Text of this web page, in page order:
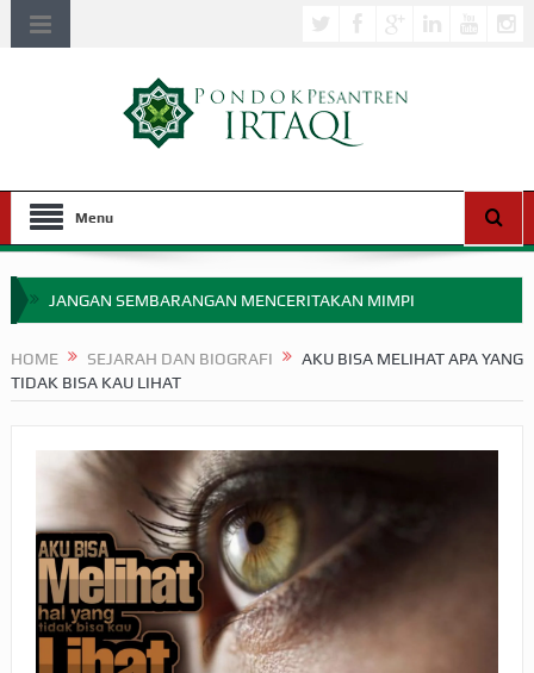
Menu
JANGAN SEMBARANGAN MENCERITAKAN MIMPI
MIMPI YANG DIABAIKAN MENJELANG PERANG BADAR
SEBELUM TIBA SAAT WAJIB?
HAKIKAT NIKMAT DI DUNIA!
BAGAIMANA CARA MEMBAYAR ZAKAT UANG?
UANG HARAM BISA MENJADI HALAL JIKA SEBAB
KEPEMILIKANNYA BERUBAH
HOME SEJARAH DAN BIOGRAFI
AKU BISA MELIHAT APA YANG
TIDAK BISA KAU LIHAT